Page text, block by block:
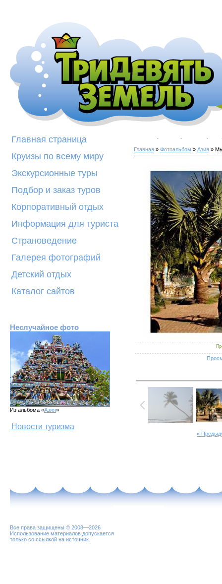
Главная страница
Круизы по всему миру
Экскурсионные туры
Подбор и заказ туров
Корпоративный отдых
Информация для туриста
Страноведение
Галерея фотографий
Детский отдых
Каталог сайтов
Неслучайное фото
Из альбома «Азия»
Новости туризма
Главная » Фотоальбом » Азия »
«
Все права защищены © 2008—2026
Использование материалов допускается
только со ссылкой на источник.